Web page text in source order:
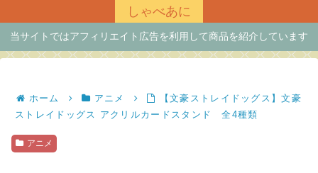
しゃべあに
当サイトではアフィリエイト広告を利用して商品を紹介しています
ホーム アニメ
【文豪ストレイドッグス】文豪
ストレイドッグス アクリルカードスタンド 全4種類
アニメ